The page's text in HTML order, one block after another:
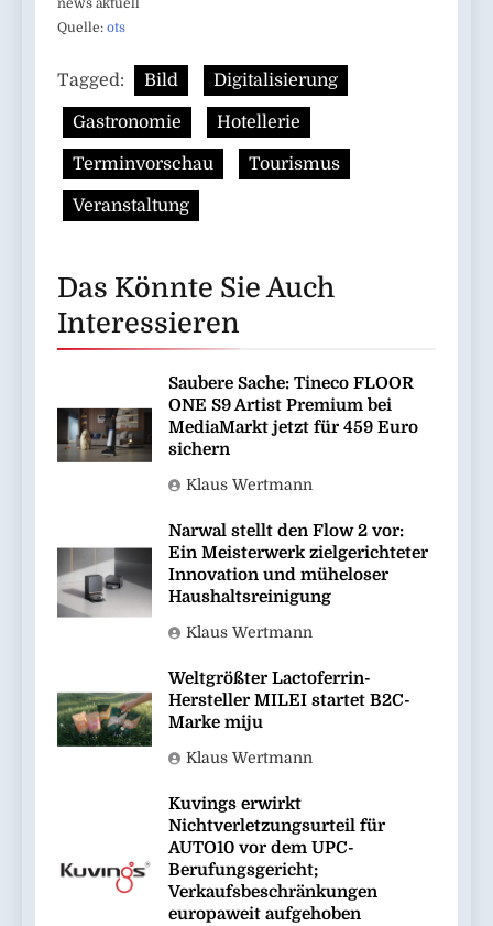
news aktuell
Quelle: ots
Tagged: Bild Digitalisierung
Gastronomie Hotellerie
Terminvorschau Tourismus
Veranstaltung
Das Könnte Sie Auch
Interessieren
Saubere Sache: Tineco FLOOR
ONE S9 Artist Premium bei
MediaMarkt jetzt für 459 Euro
sichern
Klaus Wertmann
Narwal stellt den Flow 2 vor:
Ein Meisterwerk zielgerichteter
Innovation und müheloser
Haushaltsreinigung
Klaus Wertmann
Weltgrößter Lactoferrin-
Hersteller MILEI startet B2C-
Marke miju
Klaus Wertmann
Kuvings erwirkt
Nichtverletzungsurteil für
AUTO10 vor dem UPC-
Berufungsgericht;
Verkaufsbeschränkungen
europaweit aufgehoben